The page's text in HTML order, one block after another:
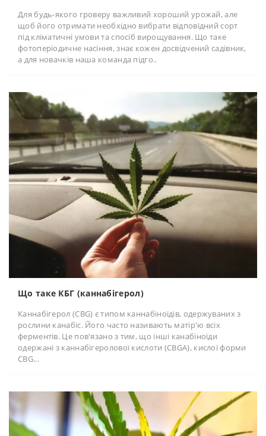
Для будь-якого гроверу важливий хороший урожай, але
щоб його отримати необхідно вибрати відповідний сорт
під кліматичні умови та спосіб вирощування. Що таке
фотоперіодичне насіння, знає кожен досвідчений садівник,
а для новачків наша команда підго..
Що таке КБГ (каннабігерол)
Каннабігерол (CBG) є типом каннабіноїдів, одержуваних з
рослини канабіс. Його часто називають матір'ю всіх
ферментів. Це пов'язано з тим, що інші канабіноїди
одержані з каннабігеролової кислоти (CBGA), кислої форми
CBG...